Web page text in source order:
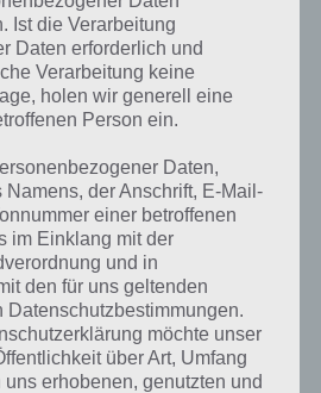
Ist die Verarbeitung
Daten erforderlich und
Verarbeitung keine
holen wir generell eine
Person ein.
Daten,
der Anschrift, E-Mail-
einer betroffenen
im Einklang mit der
und in
den für uns geltenden
Datenschutzbestimmungen.
möchte unser
über Art, Umfang
erhobenen, genutzten und